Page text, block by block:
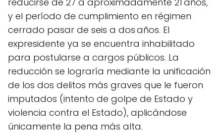
y el período de cumplimiento en régimen
cerrado pasar de seis a dos años. El
expresidente ya se encuentra inhabilitado
para postularse a cargos públicos. La
reducción se lograría mediante la unificación
de los dos delitos más graves que le fueron
imputados (intento de golpe de Estado y
violencia contra el Estado), aplicándose
únicamente la pena más alta.